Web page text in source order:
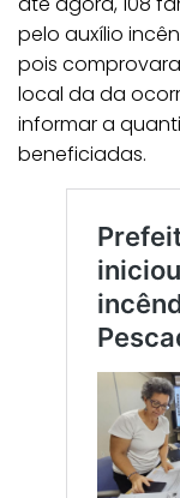
pelo auxílio
pois
local da da
informar a
beneficiadas.